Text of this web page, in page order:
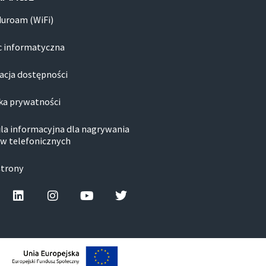
(WiFi)
informatyczna
dostępności
prywatności
informacyjna dla nagrywania
telefonicznych
f
LinkedinInstagramYoutubeTwitter